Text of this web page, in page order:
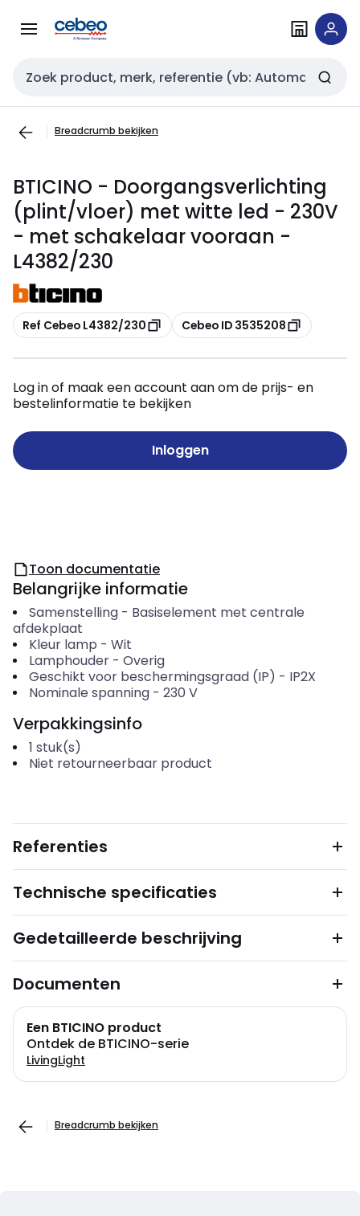
naar
naar
Zoekveld invoer
Breadcrumb bekijken
BTICINO - Doorgangsverlichting
(plint/vloer) met witte led - 230V
- met schakelaar vooraan -
L4382/230
Kopiëren
Ref Cebeo L4382/230 Kopiëren
Cebeo ID 3535208
Log in of maak een account aan om de prijs- en
bestelinformatie te bekijken
Inloggen
Toon documentatie
Belangrijke informatie
Samenstelling- Basiselement met centrale
afdekplaat
Kleur lamp - Wit
Lamphouder- Overig
Geschikt voor beschermingsgraad (IP) - IP2X
Nominale spanning- 230 V
Verpakkingsinfo
1 stuk(s)
Niet retourneerbaar product
Referenties
Technische specificaties
Gedetailleerde beschrijving
Documenten
Een BTICINO product
Ontdek de BTICINO-serie
LivingLight
Breadcrumb bekijken